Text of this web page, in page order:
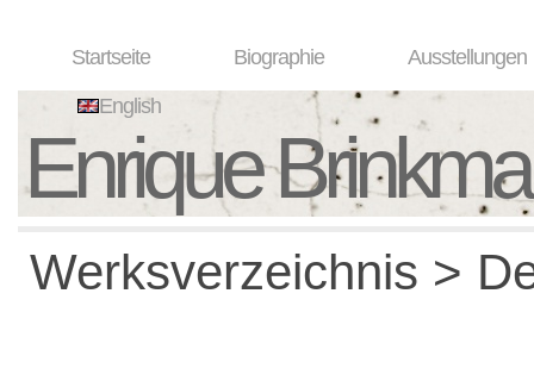
Startseite Biographie Ausstellungen
English
Enrique
Werksverzeichnis >